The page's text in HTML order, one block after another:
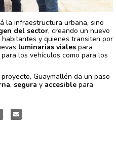
la infraestructura urbana, sino
del sector, creando un nuevo
y quienes transiten por
luminarias viales para
los vehículos como para los
Guaymallén da un paso
, segura y accesible para